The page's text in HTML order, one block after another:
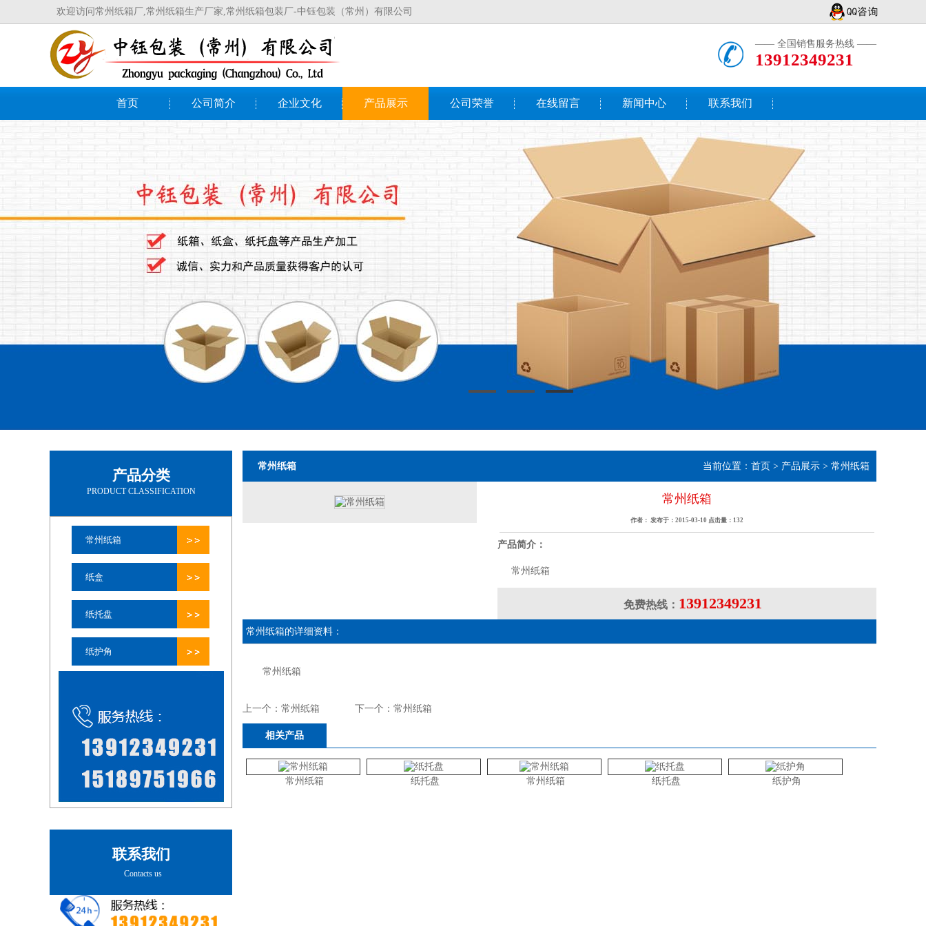
欢迎访问常州纸箱厂,常州纸箱生产厂家,常州纸箱包装厂-中钰包装（常州）有限公司
—— 全国销售服务热线 ——
13912349231
首页 公司简介 企业文化 产品展示 公司荣誉 在线留言 新闻中心 联系我们
产品分类
PRODUCT CLASSIFICATION
常州纸箱
纸盒
纸托盘
纸护角
联系我们
Contacts us
常州纸箱 当前位置： 首页 > 产品展示 > 常州纸箱
常州纸箱
作者： 发布于：2015-03-10 点击量： 132
产品简介：
常州纸箱
免费热线： 13912349231
常州纸箱的详细资料：
常州纸箱
上一个： 常州纸箱 下一个： 常州纸箱
相关产品
常州纸箱 纸托盘 常州纸箱 纸托盘 纸护角